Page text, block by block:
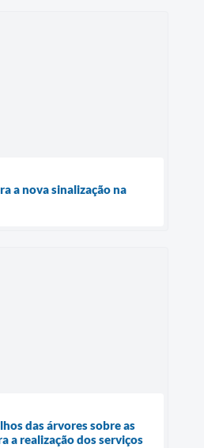
a nova sinalização na
das árvores sobre as
a realização dos serviços